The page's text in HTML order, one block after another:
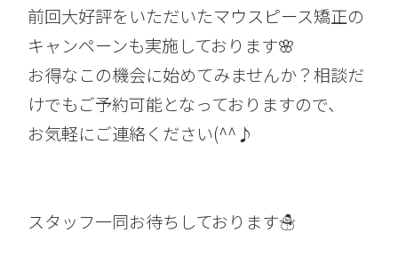
前回大好評をいただいたマウスピース矯正の
キャンペーンも実施しております🌸
お得なこの機会に始めてみませんか？相談だ
けでもご予約可能となっておりますので、
お気軽にご連絡ください(^^♪
スタッフ一同お待ちしております☃